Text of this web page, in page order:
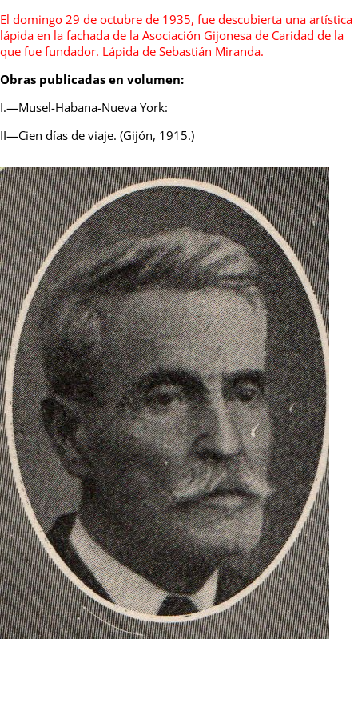
El domingo 29 de octubre de 1935, fue descubierta una artística
lápida en la fachada de la Asociación Gijonesa de Caridad de la
que fue fundador. Lápida de Sebastián Miranda.
Obras publicadas en volumen:
I.—Musel-Habana-Nueva York:
II—Cien días de viaje. (Gijón, 1915.)